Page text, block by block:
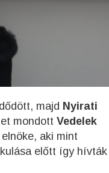
majd Nyirati
mondott Vedelek
aki mint
előtt így hívták